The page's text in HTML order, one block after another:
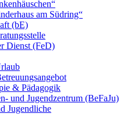
am Südring“
(bE)
Dienst (FeD)
& Pädagogik
und Jugendzentrum (BeFaJu)
Jugendliche